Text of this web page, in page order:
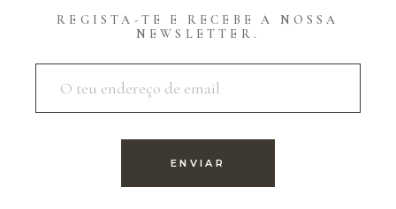
REGISTA-TE E RECEBE A NOSSA
NEWSLETTER.